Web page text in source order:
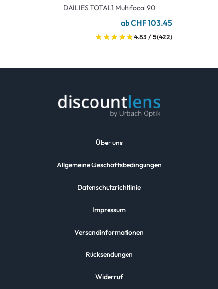
DAILIES TOTAL1 Multifocal 90
ab CHF 103.45
4.83 / 5(422)
Über uns
Allgemeine Geschäftsbedingungen
Datenschutzrichtlinie
Impressum
Versandinformationen
Rücksendungen
Widerruf